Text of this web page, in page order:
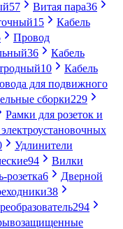
57 Витая пара36
15
Кабель
Провод
36
Кабель
10
Кабель
для подвижного
сборки229
Рамки для розеток и
Удлинители
94
Вилки
розетка6
Дверной
38
294